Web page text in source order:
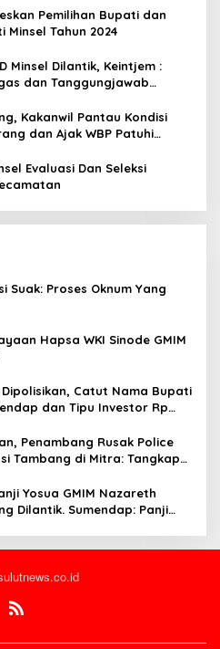
Pemilihan Bupati dan
Minsel Tahun 2024
Minsel Dilantik, Keintjem :
dan Tanggungjawab
Kakanwil Pantau Kondisi
dan Ajak WBP Patuhi
Evaluasi Dan Seleksi
Suak: Proses Oknum Yang
Hapsa WKI Sinode GMIM
Dipolisikan, Catut Nama Bupati
dan Tipu Investor Rp
Penambang Rusak Police
Tambang di Mitra: Tangkap
Yosua GMIM Nazareth
Dilantik. Sumendap: Panji